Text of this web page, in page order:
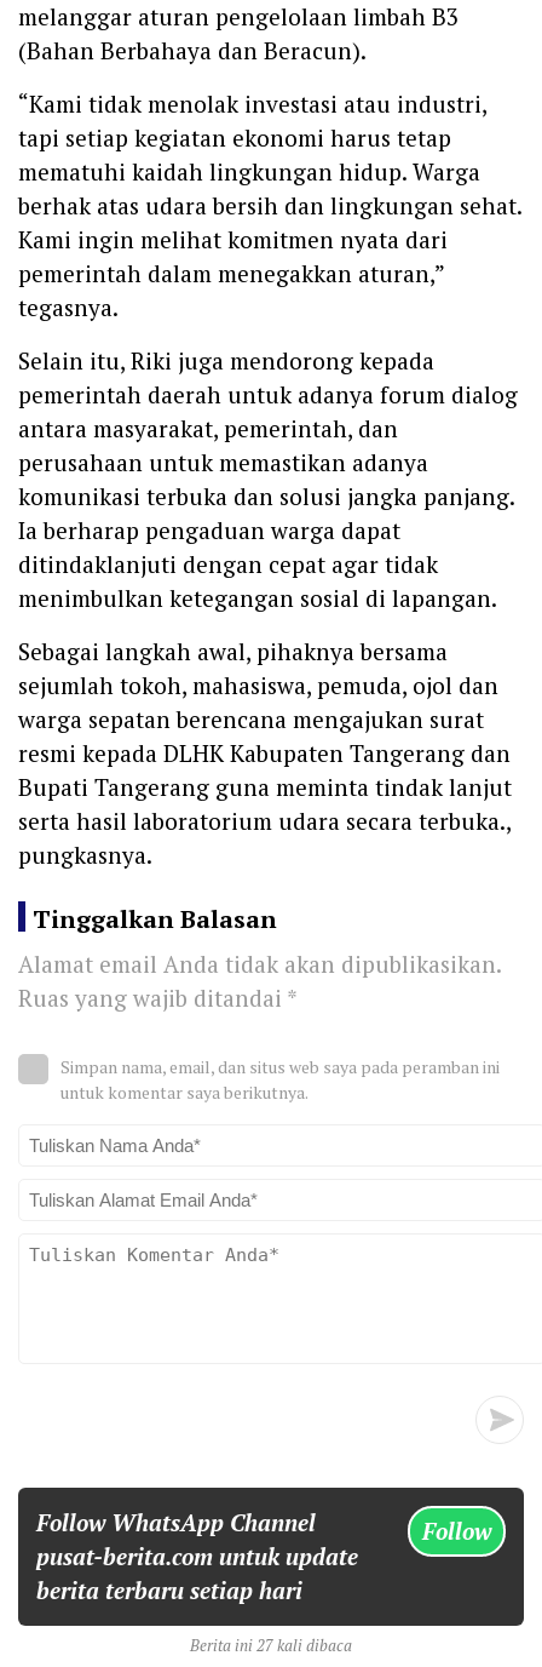
melanggar aturan pengelolaan limbah B3
(Bahan Berbahaya dan Beracun).
‎‎“Kami tidak menolak investasi atau industri,
tapi setiap kegiatan ekonomi harus tetap
mematuhi kaidah lingkungan hidup. Warga
berhak atas udara bersih dan lingkungan sehat.
Kami ingin melihat komitmen nyata dari
pemerintah dalam menegakkan aturan,”
tegasnya.
‎Selain itu, Riki juga mendorong kepada
pemerintah daerah untuk adanya forum dialog
antara masyarakat, pemerintah, dan
perusahaan untuk memastikan adanya
komunikasi terbuka dan solusi jangka panjang.
Ia berharap pengaduan warga dapat
ditindaklanjuti dengan cepat agar tidak
menimbulkan ketegangan sosial di lapangan.
‎Sebagai langkah awal, pihaknya bersama
sejumlah tokoh, mahasiswa, pemuda, ojol dan
warga sepatan berencana mengajukan surat
resmi kepada DLHK Kabupaten Tangerang dan
Bupati Tangerang guna meminta tindak lanjut
serta hasil laboratorium udara secara terbuka.,
pungkasnya.
Tinggalkan Balasan
Alamat email Anda tidak akan dipublikasikan.
Ruas yang wajib ditandai *
Simpan nama, email, dan situs web saya pada peramban ini
untuk komentar saya berikutnya.
Follow WhatsApp Channel
pusat-berita.com untuk update
berita terbaru setiap hari
Follow
Berita ini 27 kali dibaca